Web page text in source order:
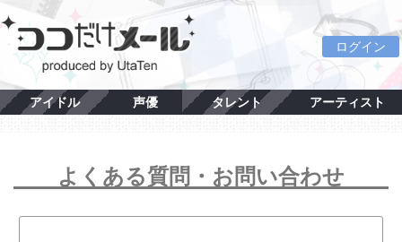
ログイン
アイドル 声優 タレント アーティスト
よくある質問・お問い合わせ